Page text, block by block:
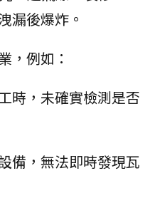
漏後爆炸。
，例如：
時，未確實檢測是否
備，無法即時發現瓦